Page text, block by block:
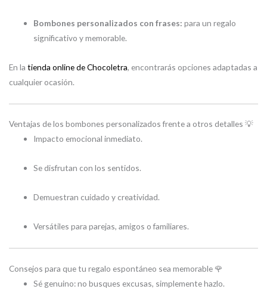
Bombones personalizados con frases: para un regalo
significativo y memorable.
En la tienda online de Chocoletra, encontrarás opciones adaptadas a
cualquier ocasión.
Ventajas de los bombones personalizados frente a otros detalles 💡
Impacto emocional inmediato.
Se disfrutan con los sentidos.
Demuestran cuidado y creatividad.
Versátiles para parejas, amigos o familiares.
Consejos para que tu regalo espontáneo sea memorable 🌹
Sé genuino: no busques excusas, simplemente hazlo.